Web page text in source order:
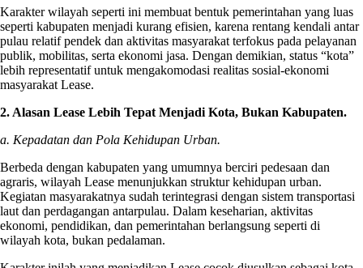
Karakter wilayah seperti ini membuat bentuk pemerintahan yang luas
seperti kabupaten menjadi kurang efisien, karena rentang kendali antar
pulau relatif pendek dan aktivitas masyarakat terfokus pada pelayanan
publik, mobilitas, serta ekonomi jasa. Dengan demikian, status “kota”
lebih representatif untuk mengakomodasi realitas sosial-ekonomi
masyarakat Lease.
2. Alasan Lease Lebih Tepat Menjadi Kota, Bukan Kabupaten.
a. Kepadatan dan Pola Kehidupan Urban.
Berbeda dengan kabupaten yang umumnya berciri pedesaan dan
agraris, wilayah Lease menunjukkan struktur kehidupan urban.
Kegiatan masyarakatnya sudah terintegrasi dengan sistem transportasi
laut dan perdagangan antarpulau. Dalam keseharian, aktivitas
ekonomi, pendidikan, dan pemerintahan berlangsung seperti di
wilayah kota, bukan pedalaman.